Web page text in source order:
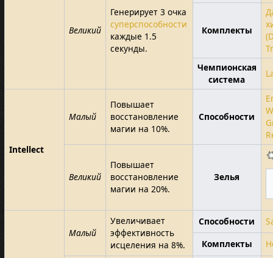
Великий
Генерирует 3 очка
суперспособности
каждые 1.5
секунды.
Комплекты
Чемпионская
система
Intellect
Малый
Повышает
восстановление
магии на 10%.
Способности
Великий
Повышает
восстановление
магии на 20%.
Зелья
Малый
Увеличивает
эффективность
исцеления на 8%.
Способности
Комплекты